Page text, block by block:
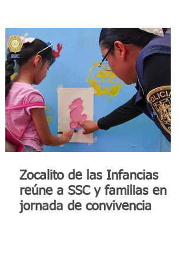
Zocalito de las Infancias
reúne a SSC y familias en
jornada de convivencia